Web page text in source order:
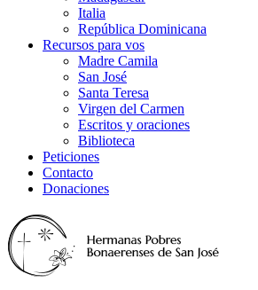
Italia
República Dominicana
Recursos para vos
Madre Camila
San José
Santa Teresa
Virgen del Carmen
Escritos y oraciones
Biblioteca
Peticiones
Contacto
Donaciones